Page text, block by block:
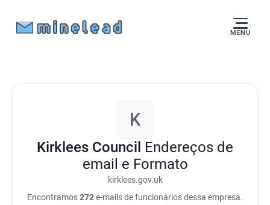
MENU
K
Kirklees Council Endereços de
email e Formato
kirklees.gov.uk
Encontramos272e-mails de funcionários dessa empresa.